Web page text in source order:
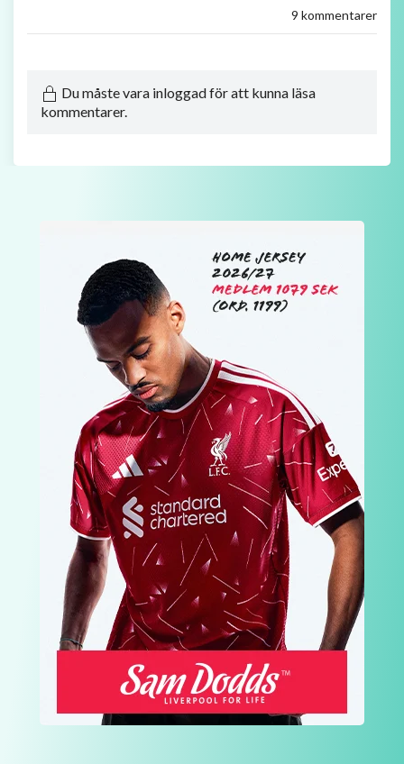
9 kommentarer
Du måste vara inloggad för att kunna läsa
kommentarer.